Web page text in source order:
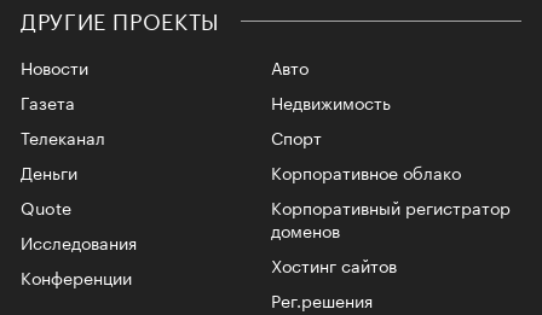
ДРУГИЕ ПРОЕКТЫ
Новости
Газета
Телеканал
Авто
Недвижимость
Спорт
Корпоративное облако
Корпоративный регистратор
доменов
Хостинг сайтов
Рег.решения
Деньги
Quote
Исследования
Конференции